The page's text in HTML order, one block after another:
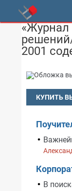
«Журнал
2001
КУПИТЬ
В